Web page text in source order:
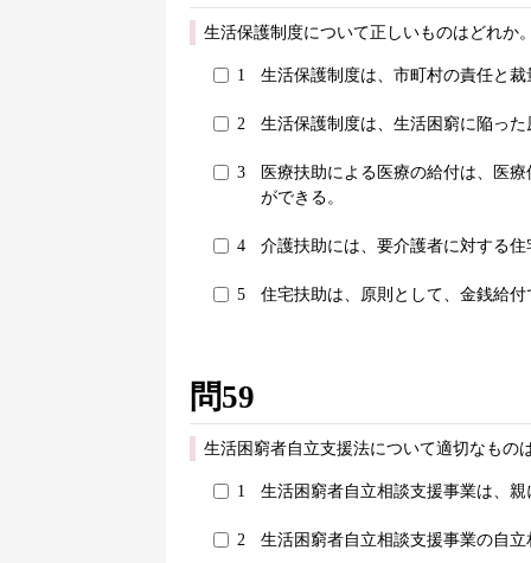
生活保護制度について正しいものはどれか
1 生活保護制度は、市町村の責任と
2 生活保護制度は、生活困窮に陥っ
3
医療扶助による医療の給付は、医
ができる。
4 介護扶助には、要介護者に対する
5 住宅扶助は、原則として、金銭給
問59
生活困窮者自立支援法について適切なもの
1 生活困窮者自立相談支援事業は、
2 生活困窮者自立相談支援事業の自